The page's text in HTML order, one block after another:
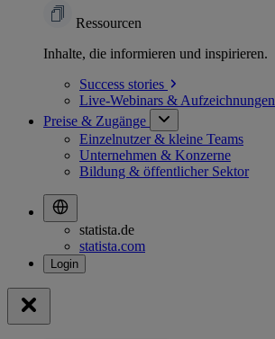
Ressourcen
Inhalte, die informieren und inspirieren.
Success stories
Live-Webinars & Aufzeichnungen
Preise & Zugänge
Einzelnutzer & kleine Teams
Unternehmen & Konzerne
Bildung & öffentlicher Sektor
statista.de
statista.com